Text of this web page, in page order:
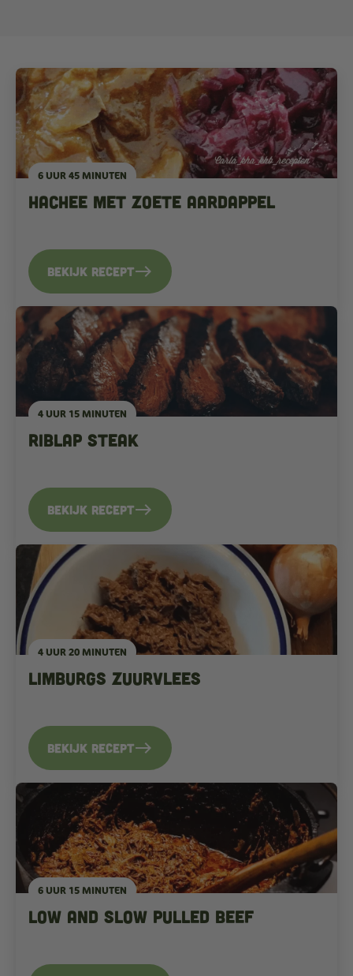
6 UUR 45 MINUTEN
Hachee met zoete aardappel
Bekijk recepteast
4 UUR 15 MINUTEN
Riblap steak
Bekijk recepteast
4 UUR 20 MINUTEN
Limburgs zuurvlees
Bekijk recepteast
6 UUR 15 MINUTEN
Low and slow pulled beef